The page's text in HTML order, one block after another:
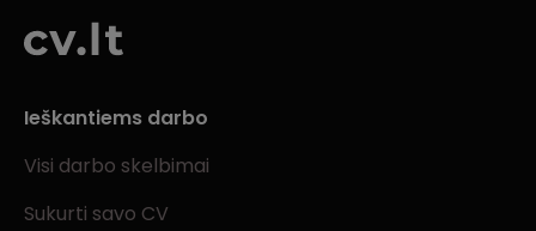
Ieškantiems darbo
Visi darbo skelbimai
Sukurti savo CV